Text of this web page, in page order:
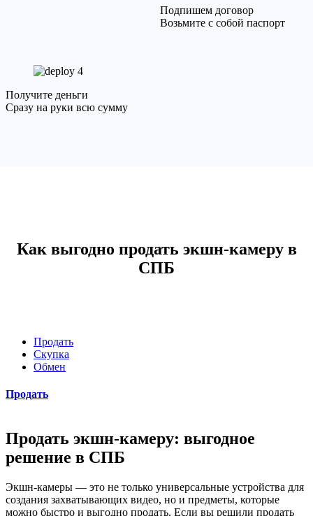
Подпишем договор
Возьмите с собой паспорт
4
Получите деньги
Сразу на руки всю сумму
Как выгодно продать экшн-камеру в
СПБ
Продать
Скупка
Обмен
Продать
Продать экшн-камеру: выгодное
решение в СПБ
Экшн-камеры — это не только универсальные устройства для
создания захватывающих видео, но и предметы, которые
можно быстро и выгодно продать. Если вы решили продать